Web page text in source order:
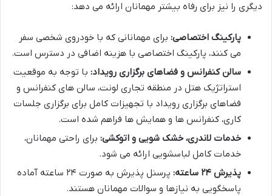
دیگری را نیز برای رفاه بیشتر مهمانان ارائه می دهد:
پارکینگ اختصاصی: برای مهمانانی که با خودروی شخصی سفر
می کنند، پارکینگ اختصاصی با هزینه اضافی در دسترس است.
سالن کنفرانس و فضاهای برگزاری رویداد: با توجه به موقعیت
استراتژیک هتل در منطقه تجاری لونت، سالن های کنفرانس و
فضاهای برگزاری رویداد با تجهیزات کامل برای برگزاری جلسات
کاری، کنفرانس ها و همایش ها فراهم شده است.
خدمات لاندری، خشک شویی و اتوکشی: برای راحتی مهمانان،
خدمات کامل لباسشویی ارائه می شود.
پذیرش ۲۴ ساعته:
پرسنل پذیرش به صورت ۲۴ ساعته آماده
پاسخگویی به نیازها و سوالات مهمانان هستند.